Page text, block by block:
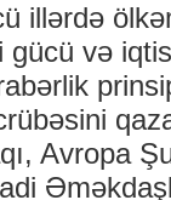
illərdə
gücü və
Avropa